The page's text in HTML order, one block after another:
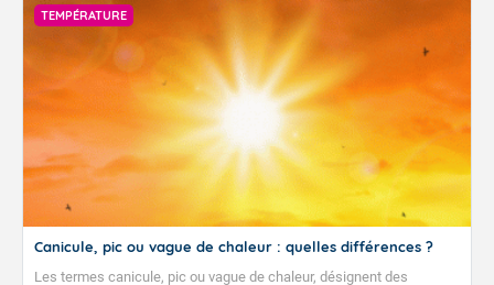
TEMPÉRATURE
Canicule, pic ou vague de chaleur : quelles différences ?
Les termes canicule, pic ou vague de chaleur, désignent des